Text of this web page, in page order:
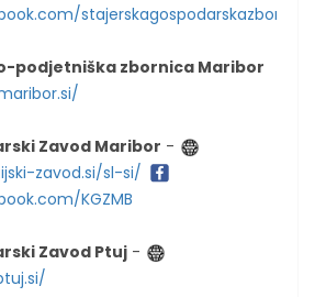
podjetniška zbornica Maribor
Zavod Maribor -
zavod.si/sl-si/
KGZMB
Zavod Ptuj -